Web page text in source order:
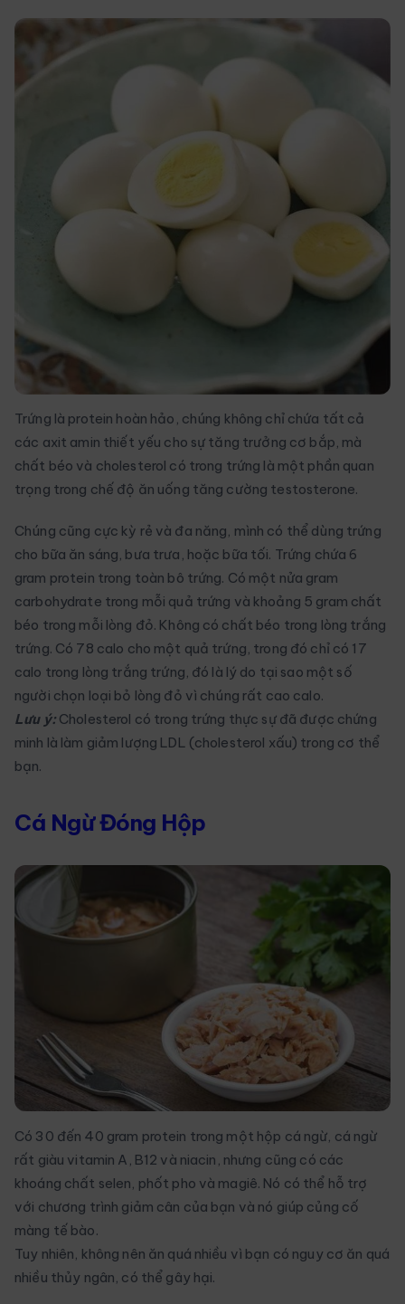
Trứng là protein hoàn hảo, chúng không chỉ chứa tất cả
các axit amin thiết yếu cho sự tăng trưởng cơ bắp, mà
chất béo và cholesterol có trong trứng là một phần quan
trọng trong chế độ ăn uống tăng cường testosterone.
Chúng cũng cực kỳ rẻ và đa năng, mình có thể dùng trứng
cho bữa ăn sáng, bưa trưa, hoặc bữa tối. Trứng chứa 6
gram protein trong toàn bô trứng. Có một nửa gram
carbohydrate trong mỗi quả trứng và khoảng 5 gram chất
béo trong mỗi lòng đỏ. Không có chất béo trong lòng trắng
trứng. Có 78 calo cho một quả trứng, trong đó chỉ có 17
calo trong lòng trắng trứng, đó là lý do tại sao một số
người chọn loại bỏ lòng đỏ vì chúng rất cao calo.
Lưu ý: Cholesterol có trong trứng thực sự đã được chứng
minh là làm giảm lượng LDL (cholesterol xấu) trong cơ thể
bạn.
Cá Ngừ Đóng Hộp
Có 30 đến 40 gram protein trong một hộp cá ngừ, cá ngừ
rất giàu vitamin A, B12 và niacin, nhưng cũng có các
khoáng chất selen, phốt pho và magiê. Nó có thể hỗ trợ
với chương trình giảm cân của bạn và nó giúp củng cố
màng tế bào.
Tuy nhiên, không nên ăn quá nhiều vì bạn có nguy cơ ăn quá
nhiều thủy ngân, có thể gây hại.